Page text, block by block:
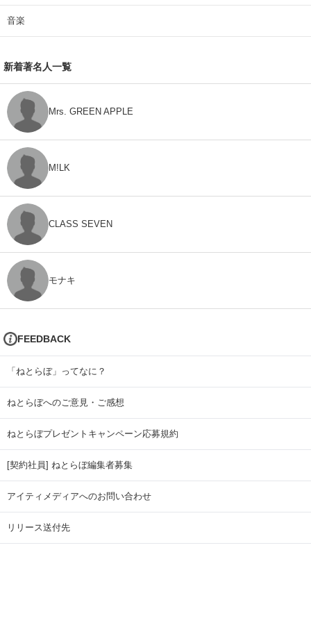
音楽
新着著名人一覧
Mrs. GREEN APPLE
M!LK
CLASS SEVEN
モナキ
FEEDBACK
「ねとらぼ」ってなに？
ねとらぼへのご意見・ご感想
ねとらぼプレゼントキャンペーン応募規約
[契約社員] ねとらぼ編集者募集
アイティメディアへのお問い合わせ
リリース送付先